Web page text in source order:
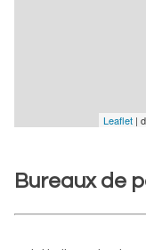
Leaflet |
Bureaux de